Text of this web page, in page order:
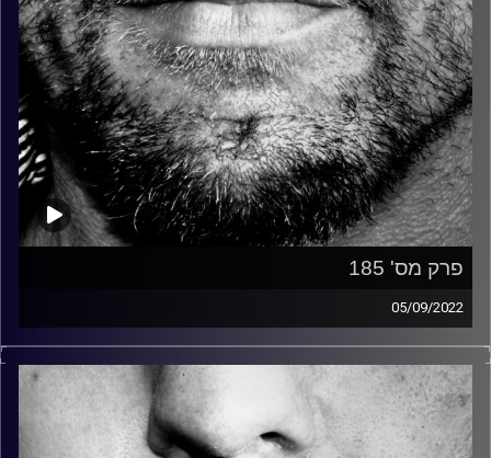
פרק מס' 185
05/09/2022
זיפים, מוזיקה מחוספסת של הופעות חיות. הרבה ג'אם, רוק,
בלוז, bluegrass, ג'אז, Fאנק, פרוגרסיב ואפילו אלקטרוניקה.
כל מה שחי, אמיתי ונושם.
עם שמוליק רגב.